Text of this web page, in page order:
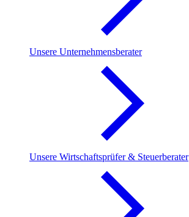
Unsere Unternehmensberater
Unsere Wirtschaftsprüfer & Steuerberater